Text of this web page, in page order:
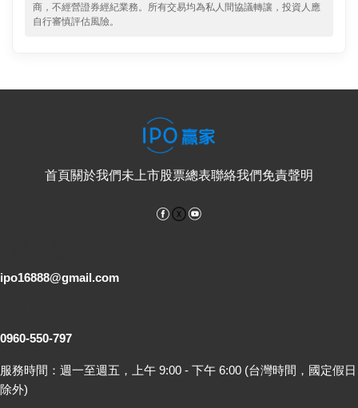
商，不經營證券經紀業務。所有交易均為私人間協議轉讓，投資人應
自行審慎評估風險。
首頁關於我們未上市股票總表聯絡我們免責聲明
Facebook
ipo16888@gmail.com
0960-550-797
服務時間：週一至週五，上午 9:00 - 下午 6:00 (台灣時間，國定假日
除外)